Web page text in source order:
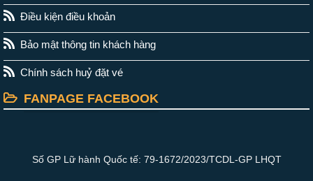
Điều kiện điều khoản
Bảo mật thông tin khách hàng
Chính sách huỷ đặt vé
FANPAGE FACEBOOK
Số GP Lữ hành Quốc tế: 79-1672/2023/TCDL-GP LHQT